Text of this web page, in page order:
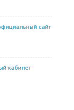
сайт
кабинет